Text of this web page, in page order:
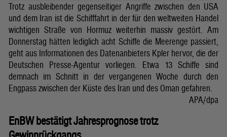
Trotz ausbleibender gegenseitiger Angriffe zwischen den USA
und dem Iran ist die Schifffahrt in der für den weltweiten Handel
wichtigen Straße von Hormuz weiterhin massiv gestört. Am
Donnerstag hätten lediglich acht Schiffe die Meerenge passiert,
geht aus Informationen des Datenanbieters Kpler hervor, die der
Deutschen Presse-Agentur vorliegen. Etwa 13 Schiffe sind
demnach im Schnitt in der vergangenen Woche durch den
Engpass zwischen der Küste des Iran und des Oman gefahren.
APA/dpa
EnBW bestätigt Jahresprognose trotz